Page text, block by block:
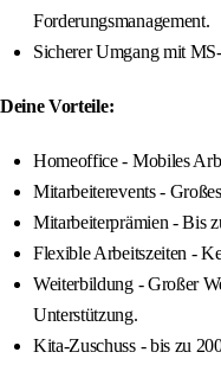
Forderungsmanagement.
Sicherer Umgang mit
Deine Vorteile:
Homeoffice - Mobiles
Mitarbeiterevents -
Mitarbeiterprämien - Bis
Flexible Arbeitszeiten -
Weiterbildung - Großer
Unterstützung.
Kita-Zuschuss - bis zu